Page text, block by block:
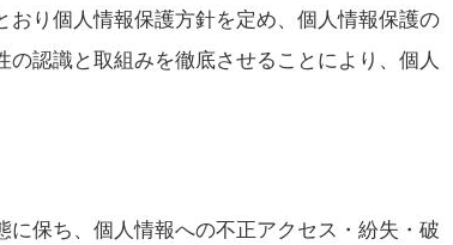
り個人情報保護方針を定め、個人情報保護の
認識と取組みを徹底させることにより、個人
保ち、個人情報への不正アクセス・紛失・破